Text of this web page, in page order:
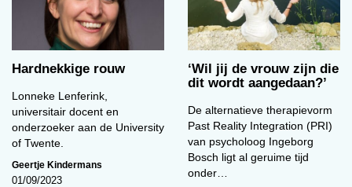
Hardnekkige rouw
Lonneke Lenferink,
universitair docent en
onderzoeker aan de University
of Twente.
Geertje Kindermans
01/09/2023
‘Wil jij de vrouw zijn die
dit wordt aangedaan?’
De alternatieve therapievorm
Past Reality Integration (PRI)
van psycholoog Ingeborg
Bosch ligt al geruime tijd
onder…